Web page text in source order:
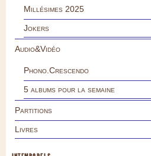
Millésimes 2025
Jokers
Audio&Vidéo
Phono.Crescendo
5 albums pour la semaine
Partitions
Livres